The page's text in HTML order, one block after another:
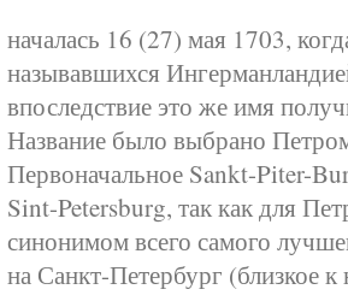
началась 16 (27) мая 1703,
называвшихся
впоследствие это же имя
Название было выбрано
Первоначальное Sankt-Piter-
Sint-Petersburg, так как для
синонимом всего самого
на Санкт-Петербург (близкое